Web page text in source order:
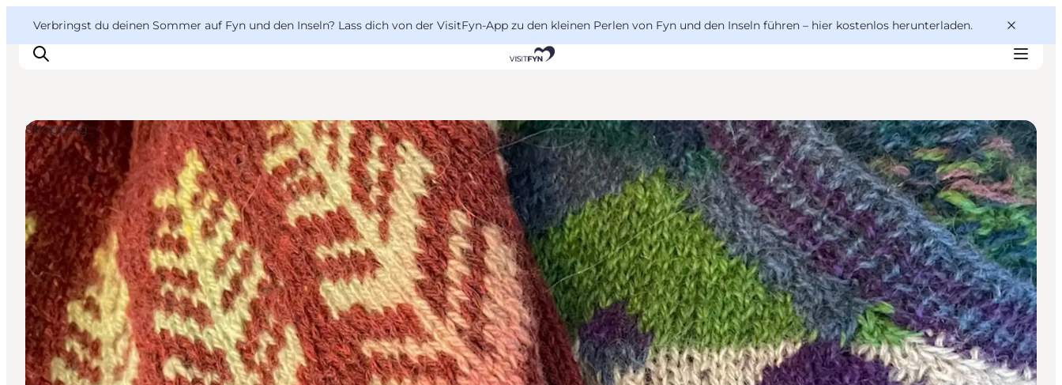
Verbringst du deinen Sommer auf Fyn und den Inseln? Lass dich von der VisitFyn-App zu den kleinen Perlen von Fyn und den Inseln führen – hier kostenlos herunterladen.
Reise Ideen
Outdoor & bike
Essen & trinken
Übernachtung
VisitFyn
Deutsch
Shopping